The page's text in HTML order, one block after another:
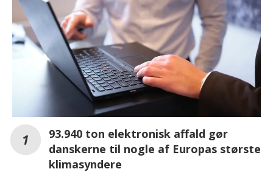
93.940 ton elektronisk affald gør
danskerne til nogle af Europas største
klimasyndere